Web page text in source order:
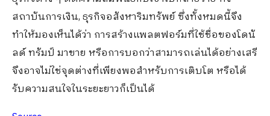
สถาบันการเงิน, ธุรกิจอสังหาริมทรัพย์ ซึ่งทั้งหมดนี้จึง
ทำให้มองเห็นได้ว่า การสร้างแพลตฟอร์มที่ใช้ชื่อของโดนั
ลด์ ทรัมป์ มาขาย หรือการบอกว่าสามารถเล่นได้อย่างเสรี
จึงอาจไม่ใช่จุดต่างที่เพียงพอสำหรับการเติบโต หรือได้
รับความสนใจในระยะยาวก็เป็นได้